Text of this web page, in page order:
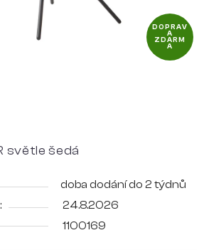
světle šedá
doba dodání do 2 týdnů
24.8.2026
1100169
DOPRAV
A
ZDARM
A